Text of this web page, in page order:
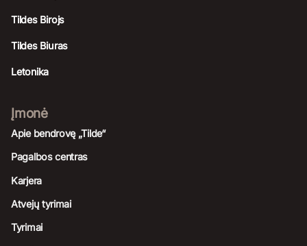
Tildes Birojs
Tildes Biuras
Letonika
Įmonė
Apie bendrovę „Tilde“
Pagalbos centras
Karjera
Atvejų tyrimai
Tyrimai